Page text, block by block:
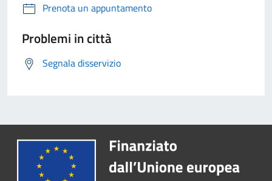
Prenota un appuntamento
Problemi in città
Segnala disservizio